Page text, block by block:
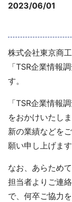
2023/06/01
株式会社東京商
「TSR企業情報
す。
「TSR企業情報
をおかけいたし
新の業績などを
願い申し上げます
なお、あらため
担当者よりご連
で、何卒ご協力